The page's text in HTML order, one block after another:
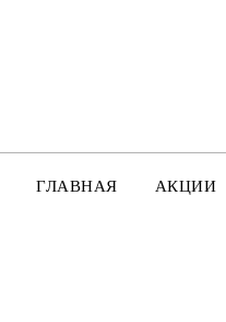
ГЛАВНАЯ АКЦИИ